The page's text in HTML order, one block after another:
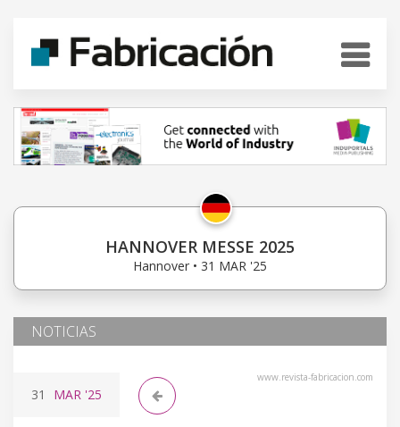
HANNOVER MESSE 2025
Hannover • 31 MAR '25
NOTICIAS
www.revista-fabricacion.com
31 MAR '25